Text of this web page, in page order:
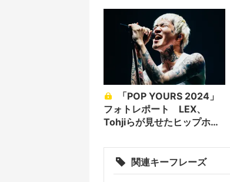
フォトレポート LEX、
Tohjiらが見せたヒップホッ
関連キーフレーズ